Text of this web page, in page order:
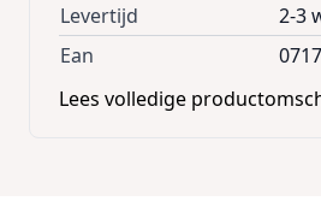
Maat: 300cm x 450cm
Doorloop hoogte: 200cm ,
Opgevouwen: 165cm x 35cm
Levertijd
2-3
Ean
Lees volledige